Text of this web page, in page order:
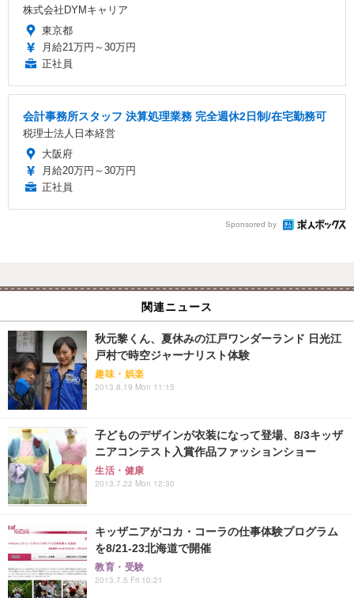
株式会社DYMキャリア
東京都
月給21万円～30万円
正社員
会計事務所スタッフ 決算処理業務 完全週休2日制/在宅勤務可
税理士法人日本経営
大阪府
月給20万円～30万円
正社員
Sponsored by
関連ニュース
秋元黎くん、夏休みの江戸ワンダーランド 日光江
戸村で時空ジャーナリスト体験
趣味・娯楽
2013.8.19 Mon 11:15
子どものデザインが衣装になって登場、8/3キッザ
ニアコンテスト入賞作品ファッションショー
生活・健康
2013.7.22 Mon 12:30
キッザニアがコカ・コーラの仕事体験プログラム
を8/21-23北海道で開催
教育・受験
2013.7.5 Fri 10:21